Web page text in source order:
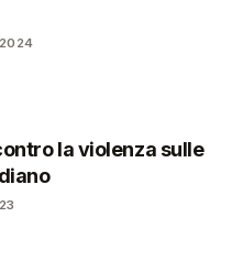
la violenza sulle